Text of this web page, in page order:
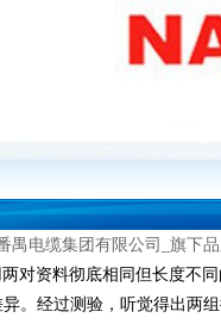
禺电缆集团有限公司_旗下
对资料彻底相同但长度不
。经过测验，听觉得出两组